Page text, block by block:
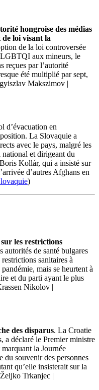
hongroise des médias
loi visant la
de la loi controversée
LGBTQI aux mineurs, le
reçues par l’autorité
été multiplié par sept,
Makszimov |
d’évacuation en
La Slovaquie a
avec le pays, malgré les
national et dirigeant du
Kollár, qui a insisté sur
d’autres Afghans en
)
les restrictions
autorités de santé bulgares
sanitaires à
mais se heurtent à
et du parti ayant le plus
Nikolov |
des disparus. La Croatie
a déclaré le Premier ministre
la Journée
du souvenir des personnes
qu’elle insisterait sur la
Trkanjec |